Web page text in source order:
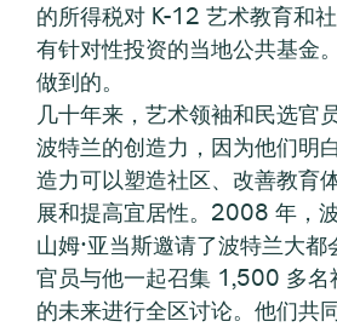
的所得税对 K-12 艺术教育和
有针对性投资的当地公共基金
做到的。
几十年来，艺术领袖和民选官
波特兰的创造力，因为他们明
造力可以塑造社区、改善教育
展和提高宜居性。2008 年，
山姆·亚当斯邀请了波特兰大
官员与他一起召集 1,500 多名
的未来进行全区讨论。他们共